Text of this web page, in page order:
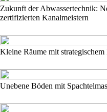
Zukunft der Abwassertechnik:
zertifizierten Kanalmeistern
Kleine Räume mit
Unebene Böden mit